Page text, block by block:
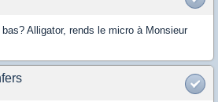
Alligator, rends le micro à Monsieur